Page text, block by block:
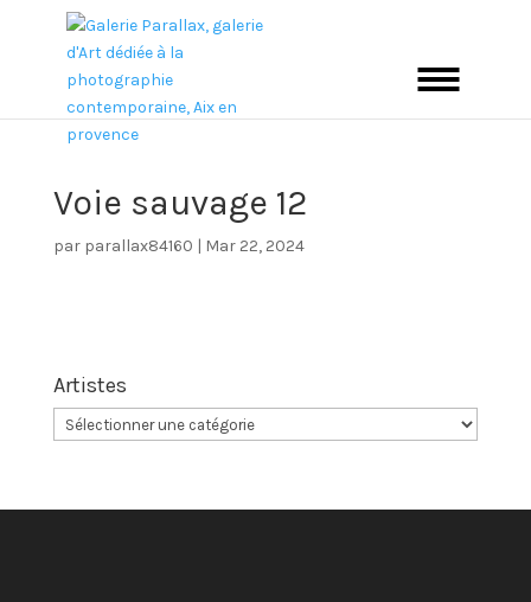
Voie sauvage 12
par parallax84160 | Mar 22, 2024
Artistes